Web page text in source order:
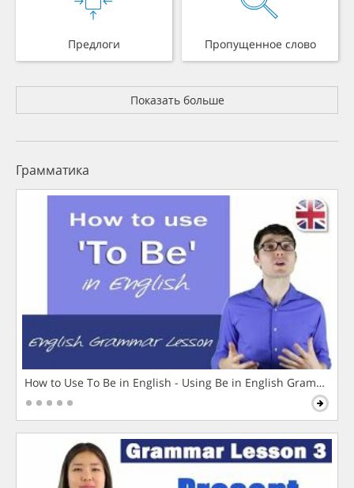
Предлоги Пропущенное слово
Показать больше
Грамматика
How to Use To Be in English - Using Be in English Grammar